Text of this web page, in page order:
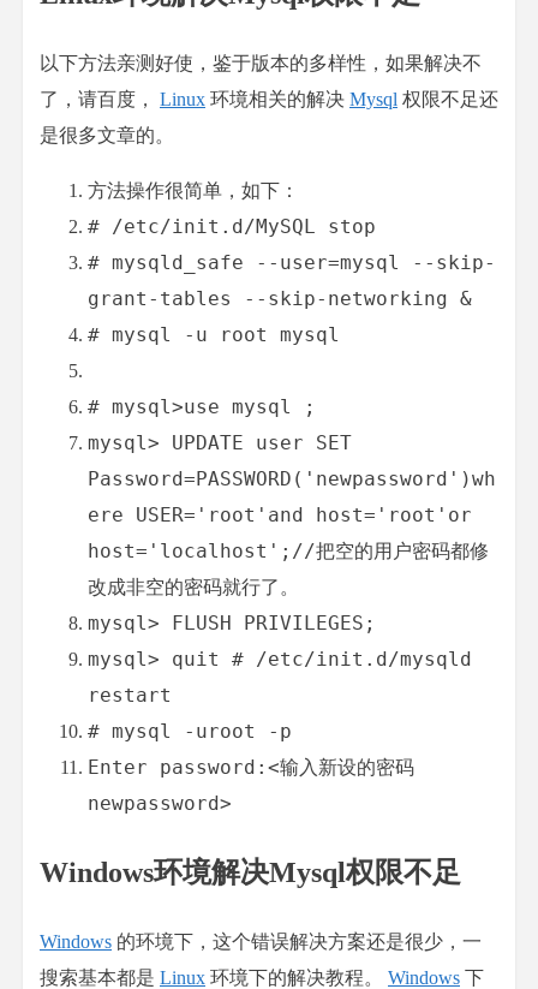
以下方法亲测好使，鉴于版本的多样性，如果解决不
了，请百度， Linux 环境相关的解决 Mysql 权限不足还
是很多文章的。
方法操作很简单，如下：
# /etc/init.d/MySQL stop
# mysqld_safe --user=mysql --skip-
grant-tables --skip-networking &
# mysql -u root mysql
# mysql>use mysql ;
mysql>
Password=PASSWORD ( 'newpassword' )wh
ere USER= 'root' and host= 'root' or
host= 'localhost' ; //把空的用户密码都修
改成非空的密码就行了。
mysql> FLUSH PRIVILEGES ;
mysql> quit # /etc/init.d/mysqld
restart
# mysql -uroot -p
Enter password : <输入新设的密码
newpassword>
Windows环境解决Mysql权限不足
Windows 的环境下，这个错误解决方案还是很少，一
搜索基本都是 Linux 环境下的解决教程。 Windows 下